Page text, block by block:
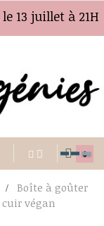
13 juillet à 21H
0
Boîte à goûter
végan